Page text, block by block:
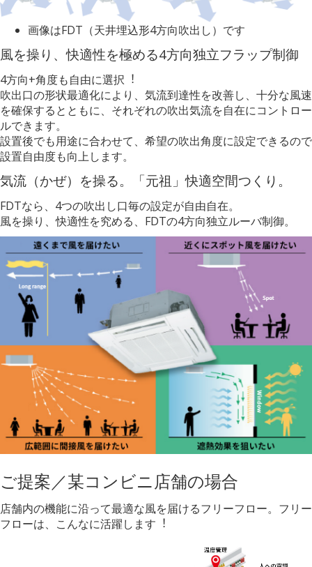
画像はFDT（天井埋込形4方向吹出し）です
風を操り、快適性を極める4方向独立フラップ制御
4方向+⾓度も自由に選択︕
吹出口の形状最適化により、気流到達性を改善し、⼗分な風速
を確保するとともに、それぞれの吹出気流を自在にコントロー
ルできます。
設置後でも用途に合わせて、希望の吹出⾓度に設定できるので
設置自由度も向上します。
気流（かぜ）を操る。「元祖」快適空間つくり。
FDTなら、4つの吹出し口毎の設定が自由自在。
風を操り、快適性を究める、FDTの4方向独⽴ルーバ制御。
ご提案／某コンビニ店舗の場合
店舗内の機能に沿って最適な風を届けるフリーフロー。フリー
フローは、こんなに活躍します︕